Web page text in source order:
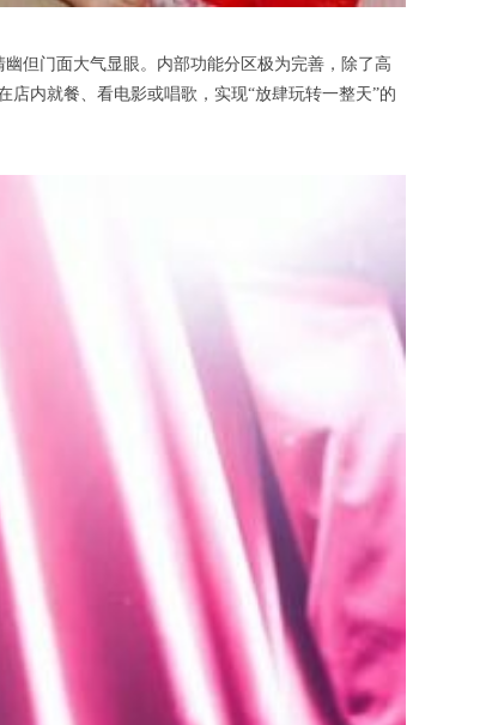
但门面大气显眼。内部功能分区极为完善，除了高
内就餐、看电影或唱歌，实现“放肆玩转一整天”的